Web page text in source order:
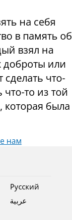
на себя
в память об
взял на
доброты или
что-
то из той
была
нам
Pусский
عربية